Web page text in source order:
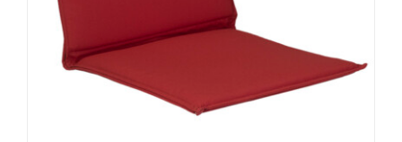
gewählt
werden